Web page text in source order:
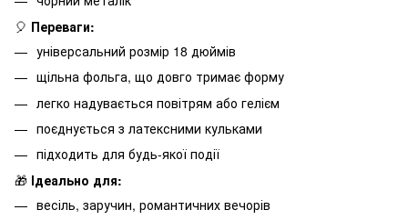
🎈 Переваги:
універсальний розмір 18 дюймів
щільна фольга, що довго тримає форму
легко надувається повітрям або гелієм
поєднується з латексними кульками
підходить для будь-якої події
🎁 Ідеально для:
весіль, заручин, романтичних вечорів